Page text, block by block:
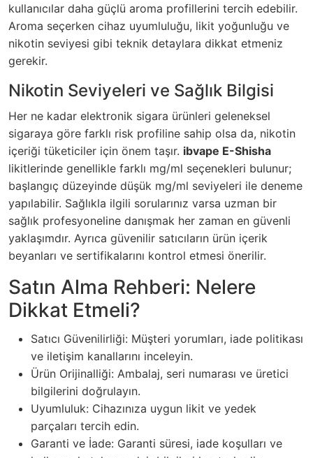
kullanıcılar daha güçlü aroma profillerini tercih edebilir.
Aroma seçerken cihaz uyumluluğu, likit yoğunluğu ve
nikotin seviyesi gibi teknik detaylara dikkat etmeniz
gerekir.
Nikotin Seviyeleri ve Sağlık Bilgisi
Her ne kadar elektronik sigara ürünleri geleneksel
sigaraya göre farklı risk profiline sahip olsa da, nikotin
içeriği tüketiciler için önem taşır. ibvape E-Shisha
likitlerinde genellikle farklı mg/ml seçenekleri bulunur;
başlangıç düzeyinde düşük mg/ml seviyeleri ile deneme
yapılabilir. Sağlıkla ilgili sorularınız varsa uzman bir
sağlık profesyoneline danışmak her zaman en güvenli
yaklaşımdır. Ayrıca güvenilir satıcıların ürün içerik
beyanları ve sertifikalarını kontrol etmesi önerilir.
Satın Alma Rehberi: Nelere
Dikkat Etmeli?
Satıcı Güvenilirliği: Müşteri yorumları, iade politikası
ve iletişim kanallarını inceleyin.
Ürün Orijinalliği: Ambalaj, seri numarası ve üretici
bilgilerini doğrulayın.
Uyumluluk: Cihazınıza uygun likit ve yedek
parçaları tercih edin.
Garanti ve İade: Garanti süresi, iade koşulları ve